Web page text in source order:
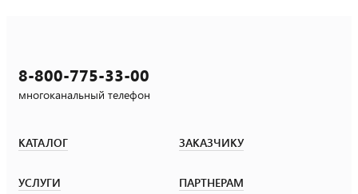
8-800-775-33-00
многоканальный телефон
КАТАЛОГ ЗАКАЗЧИКУ
УСЛУГИ ПАРТНЕРАМ